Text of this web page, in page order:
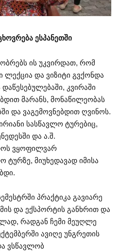
ესპანეთში
ის უკვირდათ, რომ
ლექცია და ვიზიტი გვქონდა
კვირაში
მარანს, მონაწილეობას
და ვაგემოვნებდით ღვინოს.
სასწავლო ტურებიც,
და ა.შ.
ვყოფილვარ
ტურზე, მიუხედავად იმისა
პრაქტიკა გავიარე
და ექსპორტის განხრით და
რადგან ჩემი მეუღლე
ავიღე უნგრეთის
ვსწავლობ